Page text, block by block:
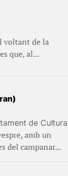
voltant de la
que, al...
de Cultura
amb un
del campanar...